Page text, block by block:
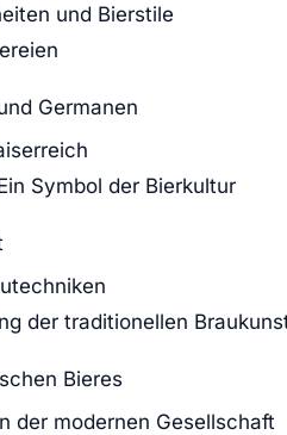
und Bierstile
Germanen
Symbol der Bierkultur
der traditionellen
Bieres
der modernen Gesellschaft